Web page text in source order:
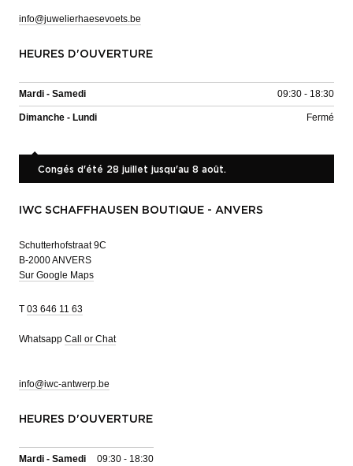
info@juwelierhaesevoets.be
HEURES D'OUVERTURE
Mardi - Samedi 09:30 - 18:30
Dimanche - Lundi Fermé
Congés d'été 28 juillet jusqu'au 8 août.
IWC SCHAFFHAUSEN BOUTIQUE - ANVERS
Schutterhofstraat 9C
B-2000 ANVERS
Sur Google Maps
T 03 646 11 63
Whatsapp Call or Chat
info@iwc-antwerp.be
HEURES D'OUVERTURE
Mardi - Samedi 09:30 - 18:30